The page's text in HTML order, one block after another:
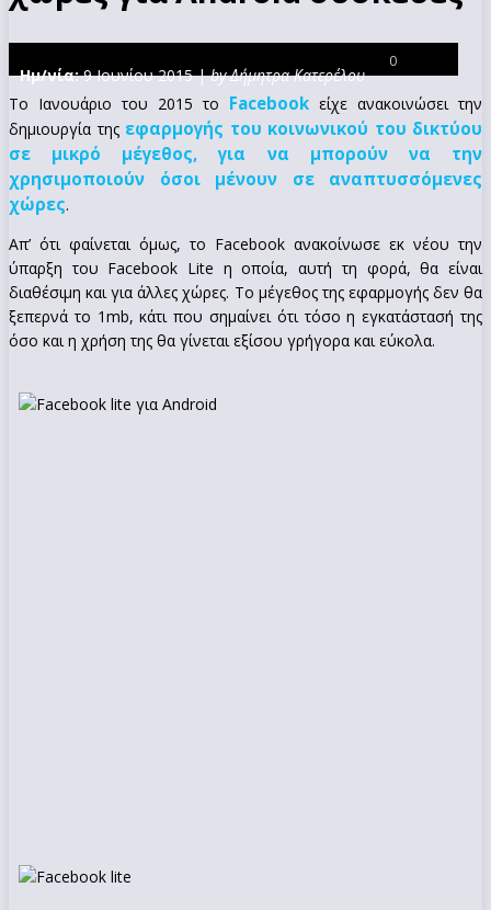
Ημ/νία:9 Ιουνίου 2015 |by Δήμητρα Κατερέλου
0
Το Ιανουάριο του 2015 το Facebook είχε ανακοινώσει την
δημιουργία της εφαρμογής του κοινωνικού του δικτύου
σε μικρό μέγεθος, για να μπορούν να την
χρησιμοποιούν όσοι μένουν σε αναπτυσσόμενες
χώρες.
Απ’ ότι φαίνεται όμως, το Facebook ανακοίνωσε εκ νέου την
ύπαρξη του Facebook Lite η οποία, αυτή τη φορά, θα είναι
διαθέσιμη και για άλλες χώρες. Το μέγεθος της εφαρμογής δεν θα
ξεπερνά το 1mb, κάτι που σημαίνει ότι τόσο η εγκατάστασή της
όσο και η χρήση της θα γίνεται εξίσου γρήγορα και εύκολα.